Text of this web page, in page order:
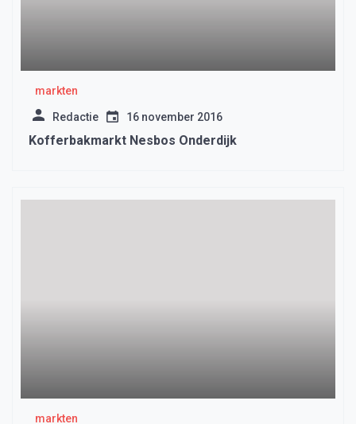
markten
Redactie 16 november 2016
Kofferbakmarkt Nesbos Onderdijk
markten